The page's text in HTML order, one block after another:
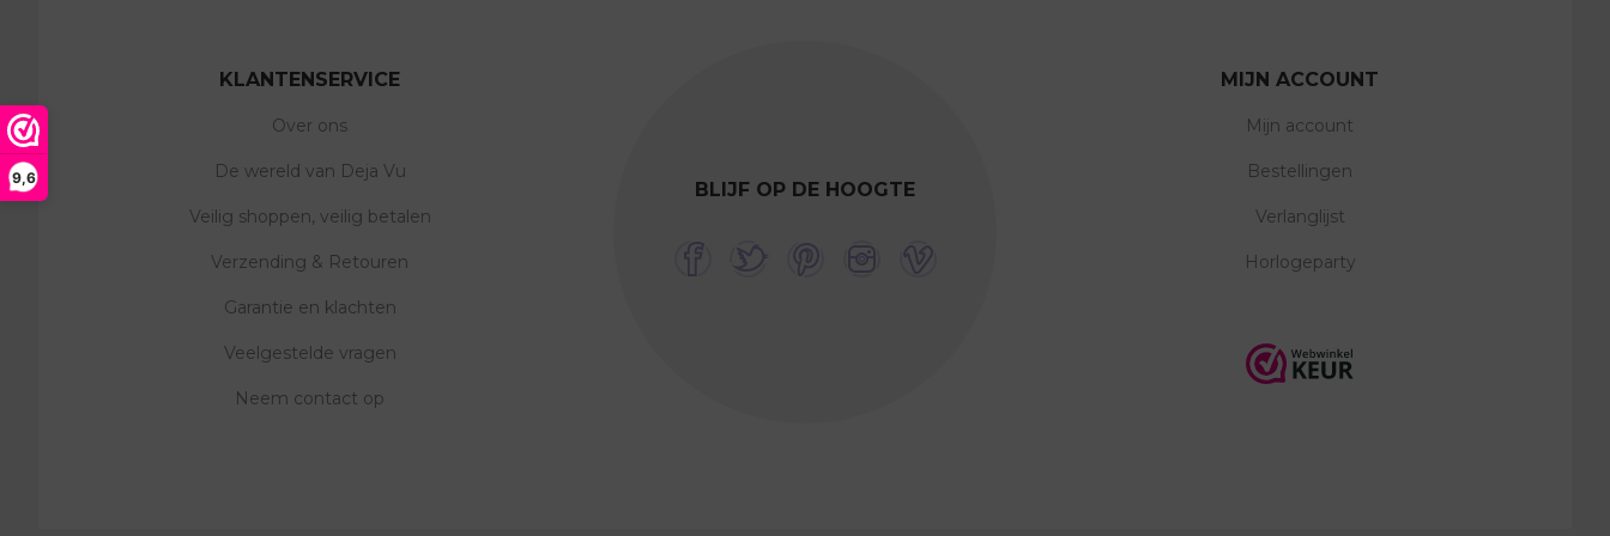
9,6
BLIJF OP DE HOOGTE
KLANTENSERVICE
Over ons
De wereld van Deja Vu
Veilig shoppen, veilig betalen
Verzending & Retouren
Garantie en klachten
Veelgestelde vragen
Neem contact op
MIJN ACCOUNT
Mijn account
Bestellingen
Verlanglijst
Horlogeparty